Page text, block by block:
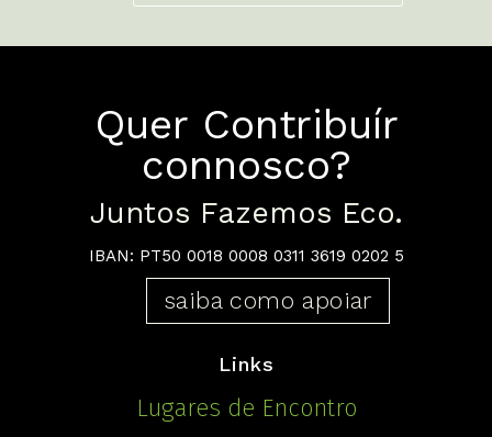
Quer Contribuír
connosco?
Juntos Fazemos Eco.
IBAN: PT50 0018 0008 0311 3619 0202 5
saiba como apoiar
Links
Lugares de Encontro